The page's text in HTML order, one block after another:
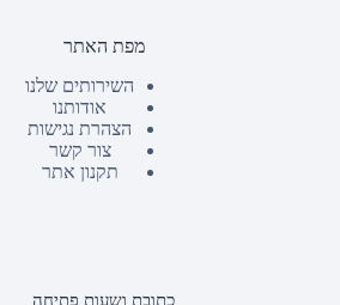
מפת האתר
השירותים שלנו
אודותנו
הצהרת נגישות
צור קשר
תקנון אתר
כתובת ושעות פתיחה